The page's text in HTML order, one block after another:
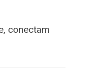
conectam